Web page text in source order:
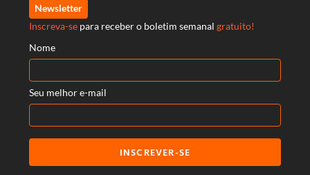
Newsletter
Inscreva-se para receber o boletim semanal gratuito!
Nome
Seu melhor e-mail
INSCREVER-SE